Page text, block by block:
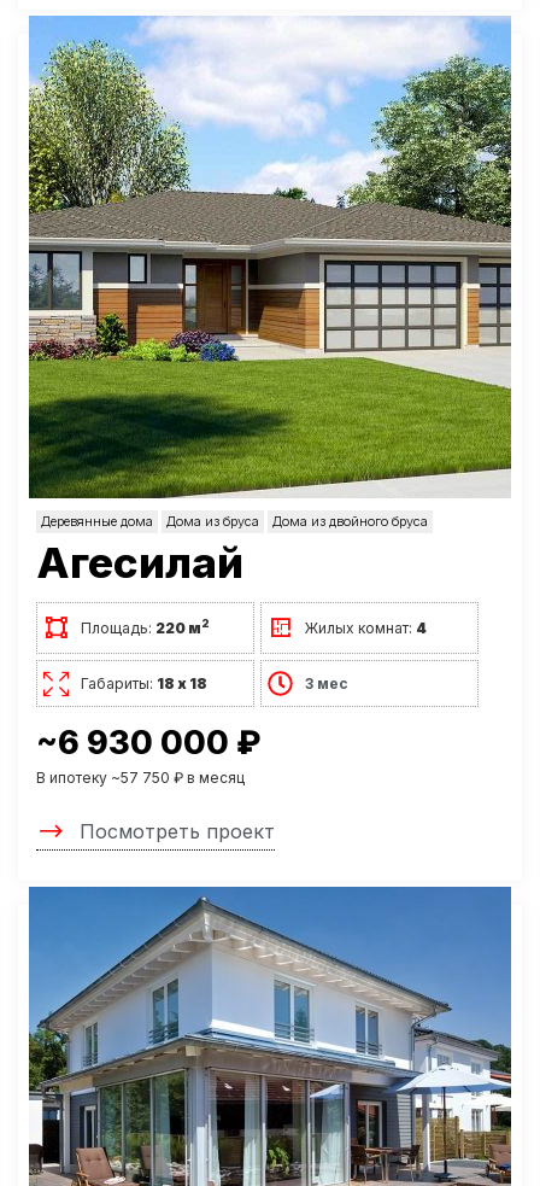
Деревянные дома Дома из бруса Дома из двойного бруса
Агесилай
Площадь: 220 м2 Жилых комнат: 4
Габариты: 18 х 18 3 мес
~6 930 000 ₽
В ипотеку ~57 750 ₽ в месяц
Посмотреть проект